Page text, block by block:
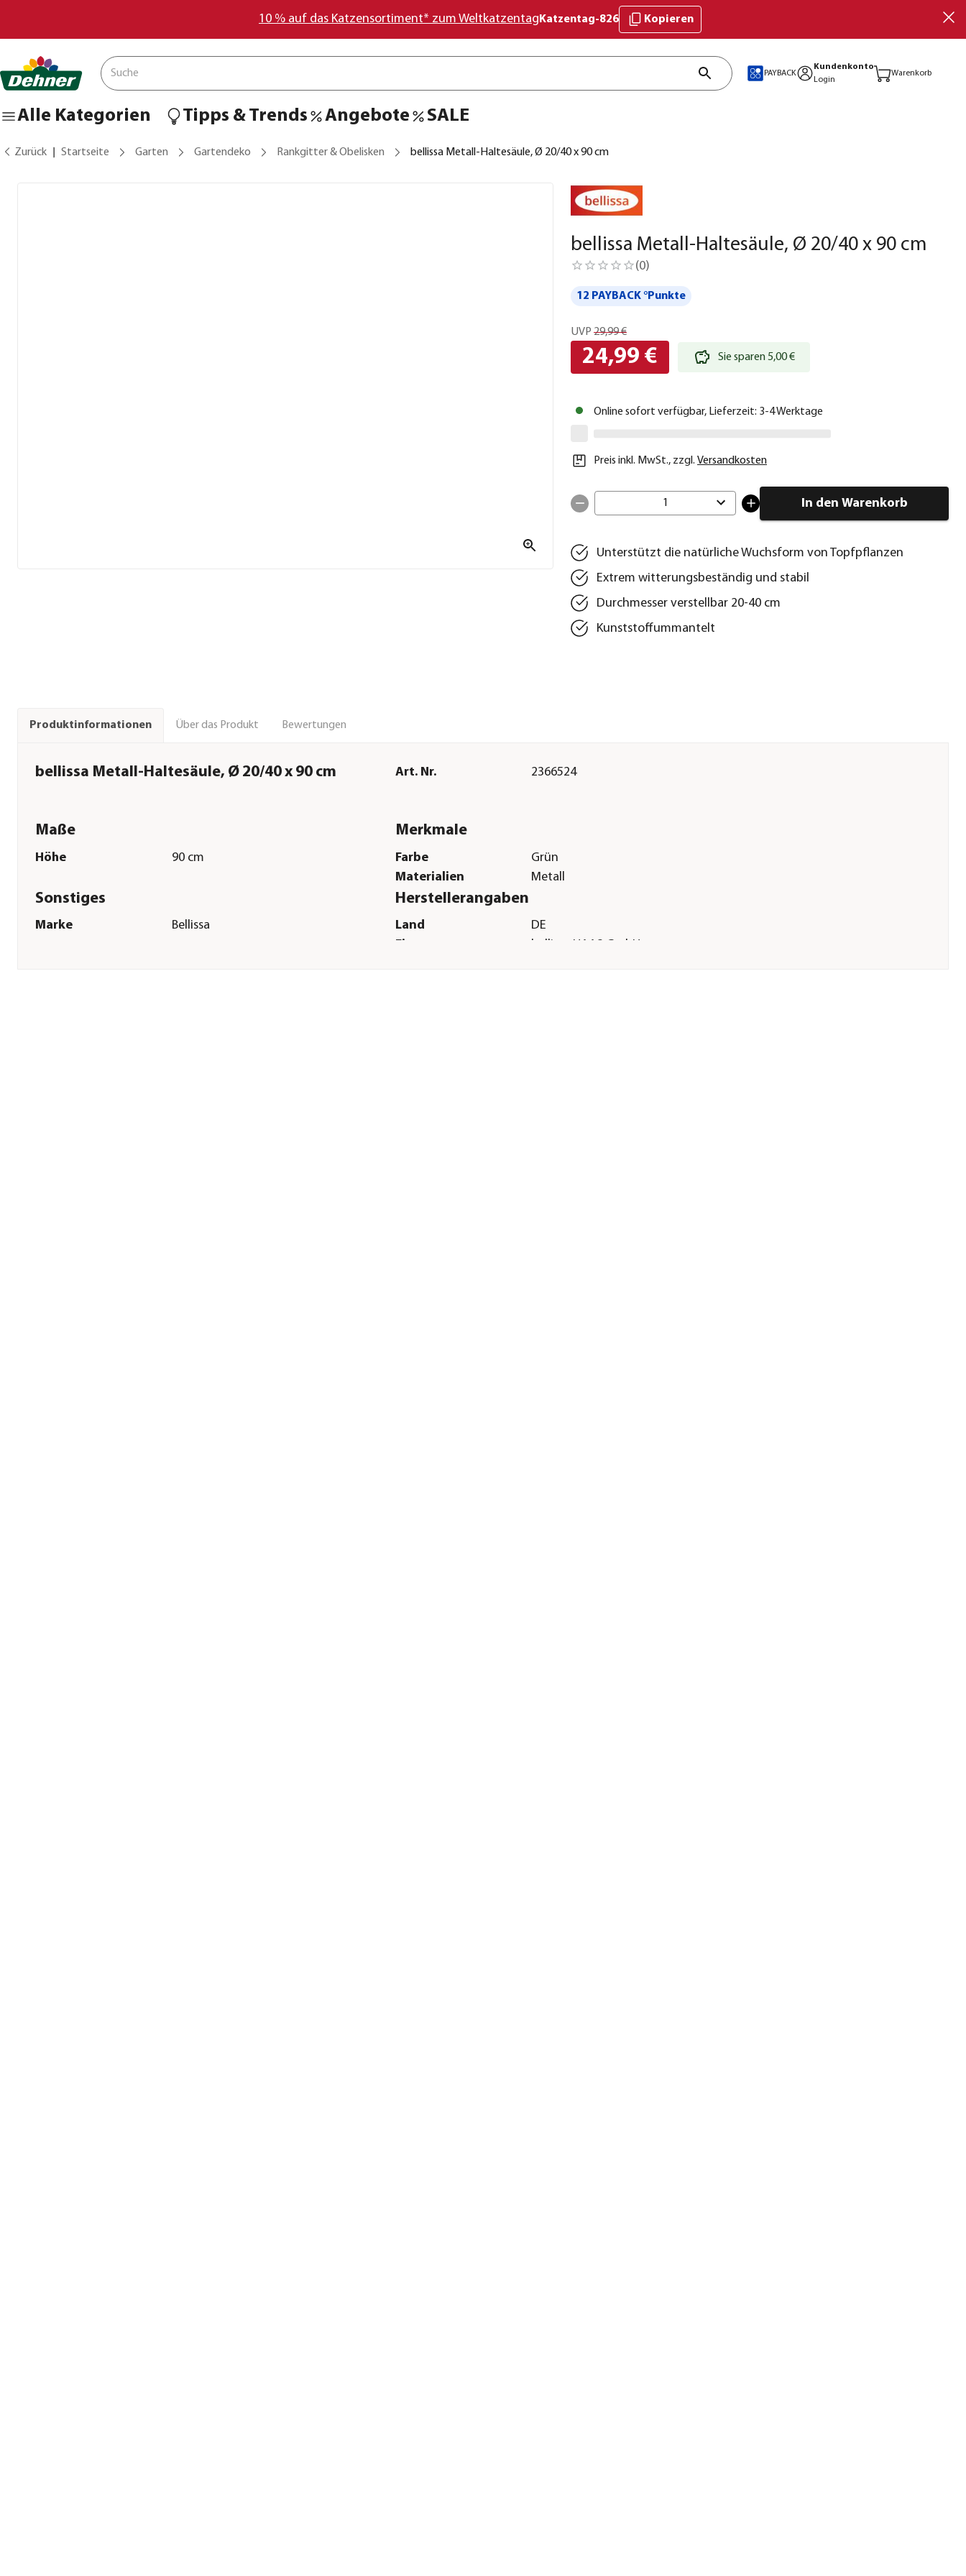
10 % auf das Katzensortiment* zum Weltkatzentag Katzentag-826 Kopieren
PAYBACK
Kundenkonto
Login
Warenkorb
Alle Kategorien Tipps & Trends Angebote SALE
Zurück Startseite Garten Gartendeko Rankgitter & Obelisken bellissa Metall-Haltesäule, Ø 20/40 x 90 cm
bellissa Metall-Haltesäule, Ø 20/40 x 90 cm
(0)
12 PAYBACK °Punkte
UVP 29,99 €
24,99 € Sie sparen 5,00 €
Online sofort verfügbar, Lieferzeit: 3-4 Werktage
Preis inkl. MwSt., zzgl. Versandkosten
1 In den Warenkorb
Unterstützt die natürliche Wuchsform von Topfpflanzen
Extrem witterungsbeständig und stabil
Durchmesser verstellbar 20-40 cm
Kunststoffummantelt
Produktinformationen Über das Produkt Bewertungen
bellissa Metall-Haltesäule, Ø 20/40 x 90 cm Art. Nr. 2366524
Maße
Höhe 90 cm
Merkmale
Farbe
Grün
Materialien
Metall
Sonstiges
Marke Bellissa
Herstellerangaben
Land
DE